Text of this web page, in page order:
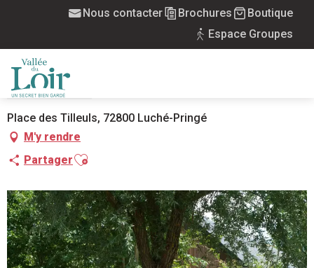
principal
Nous contacter Brochures
Boutique
Espace Groupes
Camping La Chabotière
CAMPING LA CHABOTIÈRE
CAMP DE TOURISME
Place des Tilleuls, 72800 Luché-Pringé
M'y rendre
PartagerAjouter aux favoris